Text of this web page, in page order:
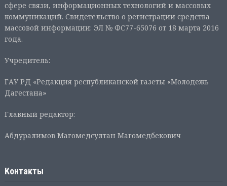
сфере связи, информационных технологий и массовых
коммуникаций. Свидетельство о регистрации средства
массовой информации: ЭЛ № ФС77-65076 от 18 марта 2016
года.
Учредитель:
ГАУ РД «Редакция республиканской газеты «Молодежь
Дагестана»
Главный редактор:
Абдуралимов Магомедсултан Магомедбекович
Контакты